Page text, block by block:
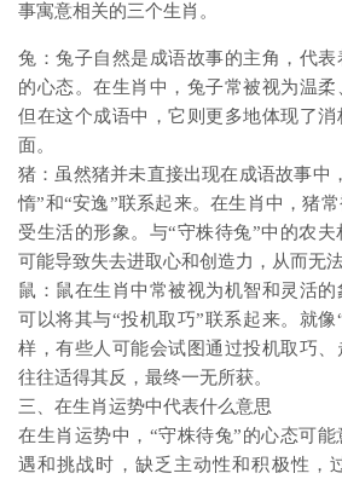
事寓意相关的三个生肖。
兔：兔子自然是成语故事的主角，代
的心态。在生肖中，兔子常被视为温柔
但在这个成语中，它则更多地体现了
面。
猪：虽然猪并未直接出现在成语故事中
惰”和“安逸”联系起来。在生肖中，猪
受生活的形象。与“守株待兔”中的农
可能导致失去进取心和创造力，从而无法
鼠：鼠在生肖中常被视为机智和灵活
可以将其与“投机取巧”联系起来。就
样，有些人可能会试图通过投机取巧、
往往适得其反，最终一无所获。
三、在生肖运势中代表什么意思
在生肖运势中，“守株待兔”的心态可
遇和挑战时，缺乏主动性和积极性，